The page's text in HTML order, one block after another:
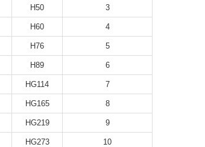
3
H50
4
H60
5
H76
6
H89
7
HG114
8
HG165
9
HG219
10
HG273